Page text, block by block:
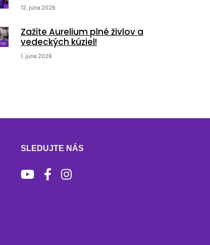
12. júna 2026
Zažite Aurelium plné živlov a
vedeckých kúziel!
1. júna 2026
SLEDUJTE NÁS